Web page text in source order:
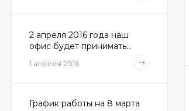
Combat Classic
6 540 грн.
Sellier&Bellot
2 апреля 2016 года наш
офис будет принимать...
1 апреля 2016
График работы на 8 марта